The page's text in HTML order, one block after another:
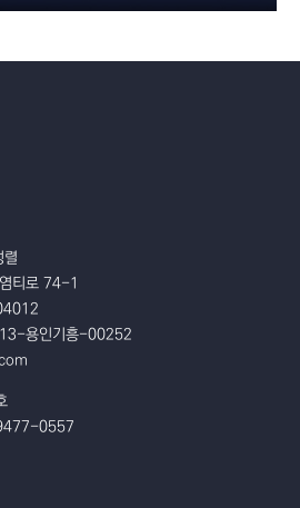
MuteSettings
Enter
렬
티로 74-1
용인기흥-00252
0557